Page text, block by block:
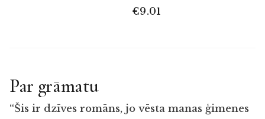
€9.01
Par grāmatu
“Šis ir dzīves romāns, jo vēsta manas ģimenes